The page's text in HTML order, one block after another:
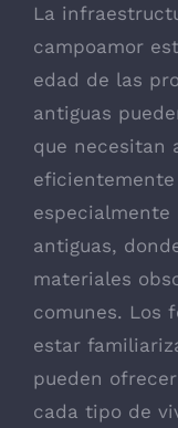
La
campoamor
edad de las
antiguas
que necesitan
especialmente
antiguas,
materiales
comunes. Los
estar
pueden
cada tipo de